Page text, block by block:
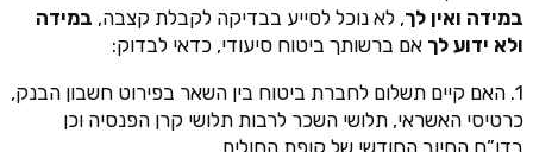
במידה ואין לך, לא נוכל לסייע בבדיקה לקבלת קצבה, במידה
ולא ידוע לך אם ברשותך ביטוח סיעודי, כדאי לבדוק:
1. האם קיים תשלום לחברת ביטוח בין השאר בפירוט חשבון הבנק,
כרטיסי האשראי, תלושי השכר לרבות תלושי קרן הפנסיה וכן
בדו”ח החיוב החודשי של קופת החולים.